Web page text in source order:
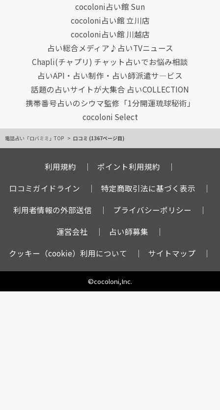
cocoloni占い館 Sun
cocoloni占い館 立川店
cocoloni占い館 川越店
占い総合メディア♪占いTVニュース
Chapli(チャプリ) チャット占いでお悩み相談
占いAPI・占い制作・占い師派遣サ―ビス
話題の占いサイトが大集合 占いCOLLECTION
携帯番号占いのシウマ監修「1分開運琉球秘術」
cocoloni Select
電話占い「ロバミミ」TOP 口コミ (1367ページ目)
利用規約
ポイント利用規約
口コミガイドライン
特定商取引法に基づく表示
利用者情報の外部送信
プライバシーポリシー
運営会社
占い師募集
クッキー（cookie）利用について
サイトマップ
©cocoloni,Inc.